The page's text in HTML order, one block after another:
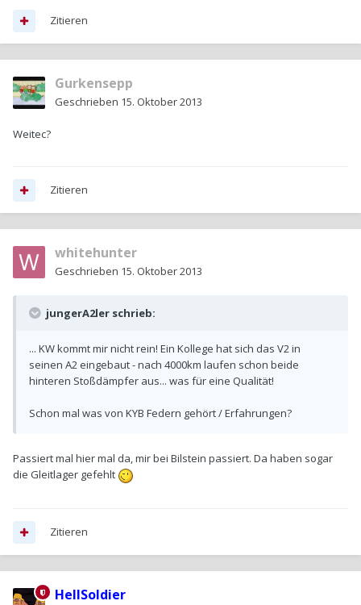
Zitieren
Gurkensepp
Geschrieben 15. Oktober 2013
Weitec?
Zitieren
whitehunter
Geschrieben 15. Oktober 2013
jungerA2ler schrieb:
... KW kommt mir nicht rein! Ein Kollege hat sich das V2 in
seinen A2 eingebaut - nach 4000km laufen schon beide
hinteren Stoßdämpfer aus... was für eine Qualität!
Schon mal was von KYB Federn gehört / Erfahrungen?
Passiert mal hier mal da, mir bei Bilstein passiert. Da haben sogar
die Gleitlager gefehlt
Zitieren
HellSoldier